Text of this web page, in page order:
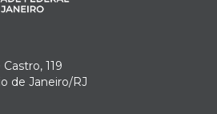
119
de Janeiro/RJ